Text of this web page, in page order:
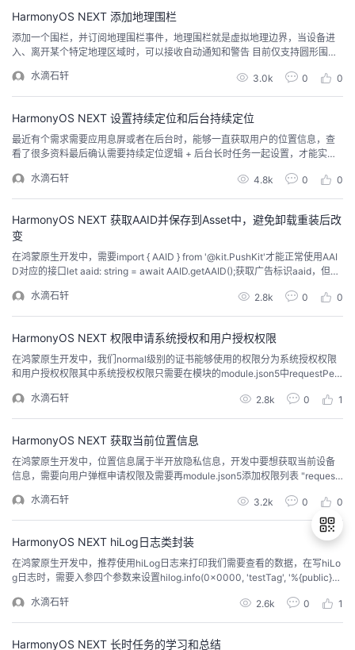
HarmonyOS NEXT 添加地理围栏
添加一个围栏，并订阅地理围栏事件，地理围栏就是虚拟地理边界，当设备进
入、离开某个特定地理区域时，可以接收自动通知和警告 目前仅支持圆形围
进出围栏事件geofence: geoLocationManager.Geofence中的coordinateSyst
emType表示地理围栏圆心坐标的坐标系,APP应先使用getGeo...
水滴石轩 3.0k 0 0
HarmonyOS NEXT 设置持续定位和后台持续定位
最近有个需求需要应用息屏或者在后台时，能够一直获取用户的位置信息，查
看了很多资料最后确认需要持续定位逻辑 + 后台长时任务一起设置，才能实现
统会将应用给托管掉，不会获取定位信息，一旦手机移动位置，系统会将该应
用激活，继续获取定位信息，这种场景节约了手机能耗，下面继续展示代码上
水滴石轩 4.8k 0 0
HarmonyOS NEXT 获取AAID并保存到Asset中，避免卸载重装后改
变
在鸿蒙原生开发中，需要import { AAID } from '@kit.PushKit'才能正常使用AAI
D对应的接口let aaid: string = await AAID.getAAID();获取广告标识aaid，但这
AAID.deleteAAID()接口删除AAID。3、用户恢复出厂设置。4、用户清除应...
水滴石轩 2.8k 0 0
HarmonyOS NEXT 权限申请系统授权和用户授权权限
在鸿蒙原生开发中，我们normal级别的证书能够使用的权限分为系统授权权限
和用户授权权限其中系统授权权限只需要在模块的module.json5中requestPer
reason和使用方式，同时在使用时还需要向用户弹框申请；下面时定位权限和
网络权限的申请"requestPermissions": [ { "...
水滴石轩 2.8k 0 1
HarmonyOS NEXT 获取当前位置信息
在鸿蒙原生开发中，位置信息属于半开放隐私信息，开发中要想获取当前设备
信息，需要向用户弹框申请权限及需要再module.json5添加权限列表 "request
水滴石轩 3.2k 0 0
HarmonyOS NEXT hiLog日志类封装
在鸿蒙原生开发中，推荐使用hiLog日志来打印我们需要查看的数据，在写hiLo
g日志时，需要入参四个参数来设置hilog.info(0x0000, 'testTag', '%{public}s',
按照默认值来展示就好；第二个参数 prefix，在封装类中我们可以统一设置同一
个值，方便检...
水滴石轩 2.6k 0 1
HarmonyOS NEXT 长时任务的学习和总结